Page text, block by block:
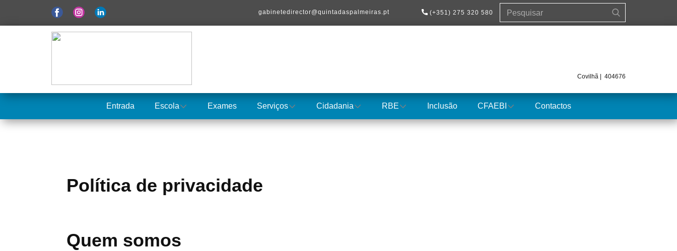
​gabinetedirector@quintadaspalmeiras.pt (+351) 275 320 580
Covilhã | 404676
Entrada Escola Exames Serviços Cidadania RBE Inclusão CFAEBI Contactos
Política de privacidade
Quem somos